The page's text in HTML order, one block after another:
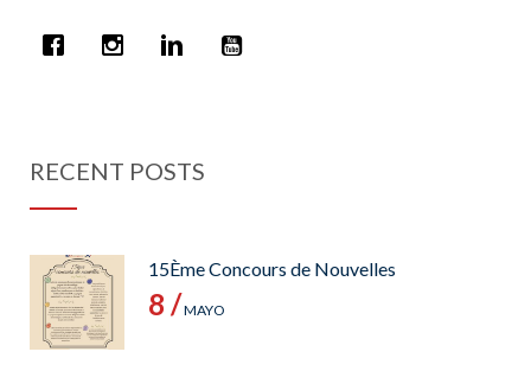
RECENT POSTS
15Ème Concours de Nouvelles
8 /MAYO